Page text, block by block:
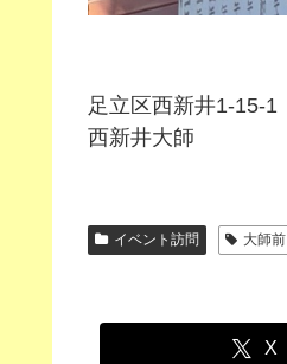
足立区西新井1-15-1
西新井大師
イベント訪問 大師前
X